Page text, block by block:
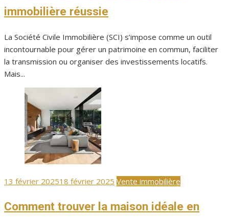
immobilière réussie
La Société Civile Immobilière (SCI) s’impose comme un outil
incontournable pour gérer un patrimoine en commun, faciliter
la transmission ou organiser des investissements locatifs.
Mais...
Publié
13 février 202518 février 2025 Vente immobilière
Comment trouver la maison idéale en